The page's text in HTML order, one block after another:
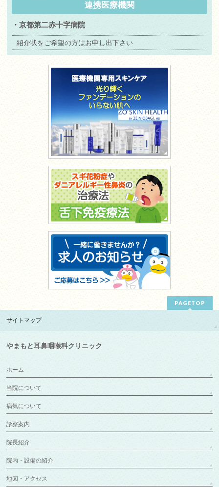
連携医療機関
・京都第二赤十字病院
紹介状をご希望の方はお申し出下さい
PAGETOP
サイトマップ
やまもと耳鼻咽喉科クリニック
ホーム
当院について
病気について
診察案内
院長紹介
院内・設備の紹介
地図・アクセス